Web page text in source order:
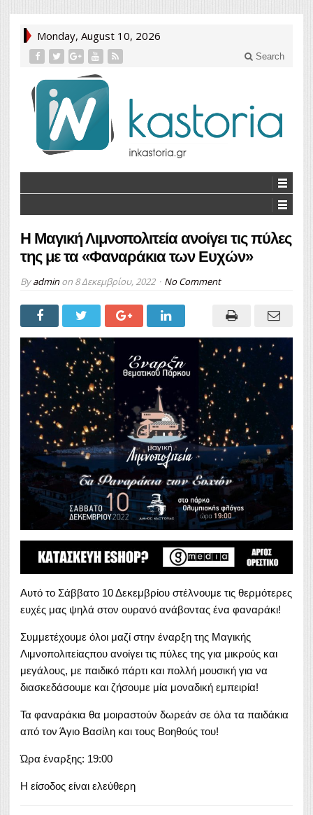
Monday, August 10, 2026
Search
Η Μαγική Λιμνοπολιτεία ανοίγει τις πύλες
της με τα «Φαναράκια των Ευχών»
Byadminon 8 Δεκεμβρίου, 2022 No Comment
Αυτό το Σάββατο 10 Δεκεμβρίου στέλνουμε τις θερμότερες
ευχές μας ψηλά στον ουρανό ανάβοντας ένα φαναράκι!
Συμμετέχουμε όλοι μαζί στην έναρξη της Μαγικής
Λιμνοπολιτείαςπου ανοίγει τις πύλες της για μικρούς και
μεγάλους, με παιδικό πάρτι και πολλή μουσική για να
διασκεδάσουμε και ζήσουμε μία μοναδική εμπειρία!
Τα φαναράκια θα μοιραστούν δωρεάν σε όλα τα παιδάκια
από τον Άγιο Βασίλη και τους Βοηθούς του!
Ώρα έναρξης: 19:00
Η είσοδος είναι ελεύθερη